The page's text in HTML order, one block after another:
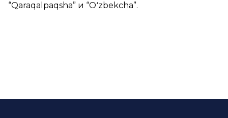
“Qaraqalpaqsha” и “Oʻzbekcha”.